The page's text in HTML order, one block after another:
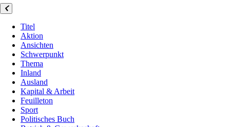
Titel
Aktion
Ansichten
Schwerpunkt
Thema
Inland
Ausland
Kapital & Arbeit
Feuilleton
Sport
Politisches Buch